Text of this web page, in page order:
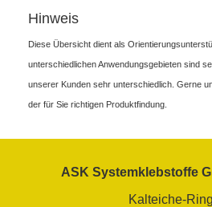
Hinweis
Diese Übersicht dient als
unterschiedlichen Anwendungsgebieten sind
unserer Kunden sehr unterschiedlich. Gerne
der für Sie richtigen Produktfindung.
ASK Systemklebstoffe
Kalteiche-